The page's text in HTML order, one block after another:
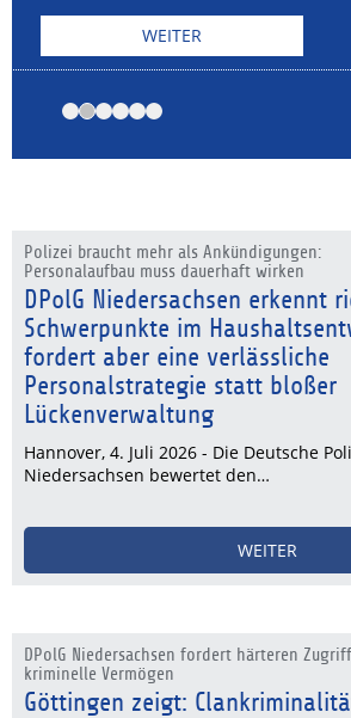
Polizei braucht mehr als Ankündigungen:
Personalaufbau muss dauerhaft wirken
DPolG Niedersachsen erkennt
Schwerpunkte im
fordert aber eine verlässliche
Personalstrategie statt bloßer
Lückenverwaltung
Hannover, 4. Juli 2026 - Die Deutsche
Niedersachsen bewertet den…
WEITER
DPolG Niedersachsen fordert härteren
kriminelle Vermögen
Göttingen zeigt: